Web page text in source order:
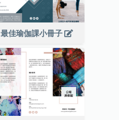
最佳瑜伽課小冊子